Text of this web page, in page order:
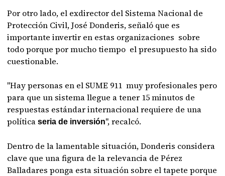
Por otro lado, el exdirector del Sistema Nacional de
Protección Civil, José Donderis, señaló que es
importante invertir en estas organizaciones sobre
todo porque por mucho tiempo el presupuesto ha sido
cuestionable.
"Hay personas en el SUME 911 muy profesionales pero
para que un sistema llegue a tener 15 minutos de
respuestas estándar internacional requiere de una
políticaseria de inversión", recalcó.
Dentro de la lamentable situación, Donderis considera
clave que una figura de la relevancia de Pérez
Balladares ponga esta situación sobre el tapete porque